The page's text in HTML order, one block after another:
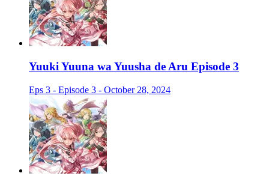
Yuuki Yuuna wa Yuusha de Aru Episode 3
Eps 3 - Episode 3 - October 28, 2024